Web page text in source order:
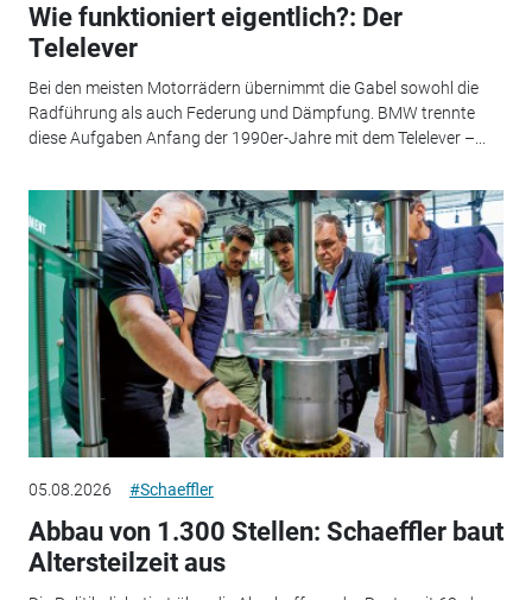
Wie funktioniert eigentlich?: Der
Telelever
Bei den meisten Motorrädern übernimmt die Gabel sowohl die
Radführung als auch Federung und Dämpfung. BMW trennte
diese Aufgaben Anfang der 1990er-Jahre mit dem Telelever –...
05.08.2026 #Schaeffler
Abbau von 1.300 Stellen: Schaeffler baut
Altersteilzeit aus